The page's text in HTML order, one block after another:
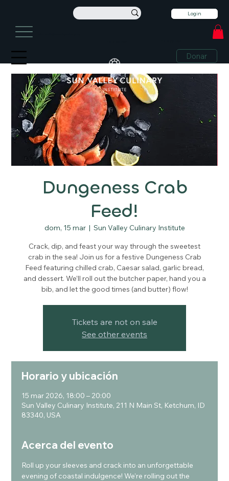
Login
Donar
Dungeness Crab
Feed!
dom, 15 mar
  |
Sun Valley Culinary Institute
Crack, dip, and feast your way through the sweetest
crab in the sea! Join us for a festive Dungeness Crab
Feed featuring chilled crab, Caesar salad, garlic bread,
and dessert. We’ll roll out the butcher paper, hand you a
bib, and let the good times (and butter) flow!
Tickets are not on sale
See other events
Horario y ubicación
15 mar 2026, 18:00 – 20:00
Sun Valley Culinary Institute, 211 N Main St, Ketchum, ID
83340, USA
Acerca del evento
Roll up your sleeves and crack into an unforgettable
evening of coastal indulgence! We’re rolling out the